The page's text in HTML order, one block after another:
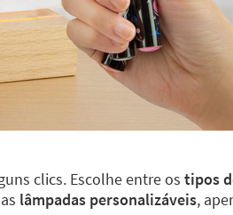
clics. Escolhe entre os tipos
lâmpadas personalizáveis,